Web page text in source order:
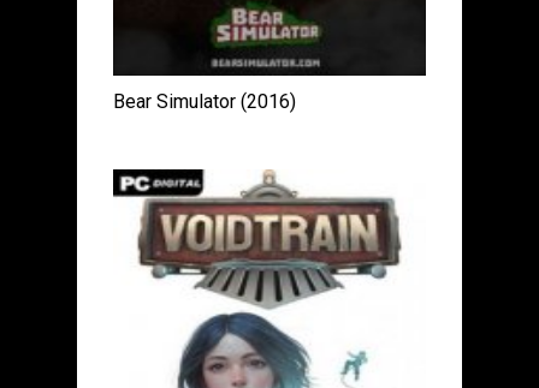
Bear Simulator (2016)